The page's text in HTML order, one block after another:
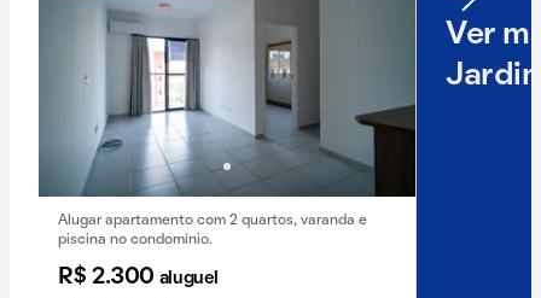
Alugar apartamento com 2 quartos, varanda e
piscina no condomínio.
R$ 2.300 aluguel
Ver